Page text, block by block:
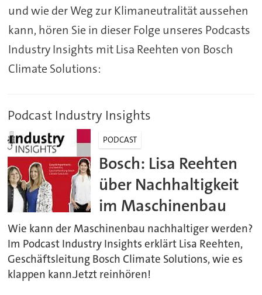
und wie der Weg zur Klimaneutralität aussehen
kann, hören Sie in dieser Folge unseres Podcasts
Industry Insights mit Lisa Reehten von Bosch
Climate Solutions:
Podcast Industry Insights
PODCAST
Bosch: Lisa Reehten
über Nachhaltigkeit
im Maschinenbau
Wie kann der Maschinenbau nachhaltiger werden?
Im Podcast Industry Insights erklärt Lisa Reehten,
Geschäftsleitung Bosch Climate Solutions, wie es
klappen kann.Jetzt reinhören!